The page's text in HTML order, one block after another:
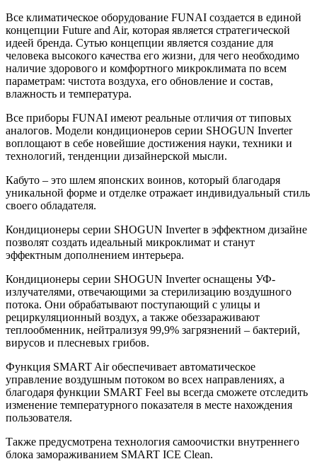
Все климатическое оборудование FUNAI создается в единой
концепции Future and Air, которая является стратегической
идеей бренда. Сутью концепции является создание для
человека высокого качества его жизни, для чего необходимо
наличие здорового и комфортного микроклимата по всем
параметрам: чистота воздуха, его обновление и состав,
влажность и температура.
Все приборы FUNAI имеют реальные отличия от типовых
аналогов. Модели кондиционеров серии SHOGUN Inverter
воплощают в себе новейшие достижения науки, техники и
технологий, тенденции дизайнерской мысли.
Кабуто – это шлем японских воинов, который благодаря
уникальной форме и отделке отражает индивидуальный стиль
своего обладателя.
Кондиционеры серии SHOGUN Inverter в эффектном дизайне
позволят создать идеальный микроклимат и станут
эффектным дополнением интерьера.
Кондиционеры серии SHOGUN Inverter оснащены УФ-
излучателями, отвечающими за стерилизацию воздушного
потока. Они обрабатывают поступающий с улицы и
рециркуляционный воздух, а также обеззараживают
теплообменник, нейтрализуя 99,9% загрязнений – бактерий,
вирусов и плесневых грибов.
Функция SMART Air обеспечивает автоматическое
управление воздушным потоком во всех направлениях, а
благодаря функции SMART Feel вы всегда сможете отследить
изменение температурного показателя в месте нахождения
пользователя.
Также предусмотрена технология самоочистки внутреннего
блока замораживанием SMART ICE Clean.